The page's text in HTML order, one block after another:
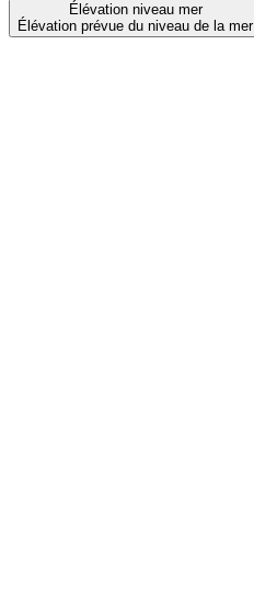
Élévation niveau mer
Élévation prévue du niveau de la mer